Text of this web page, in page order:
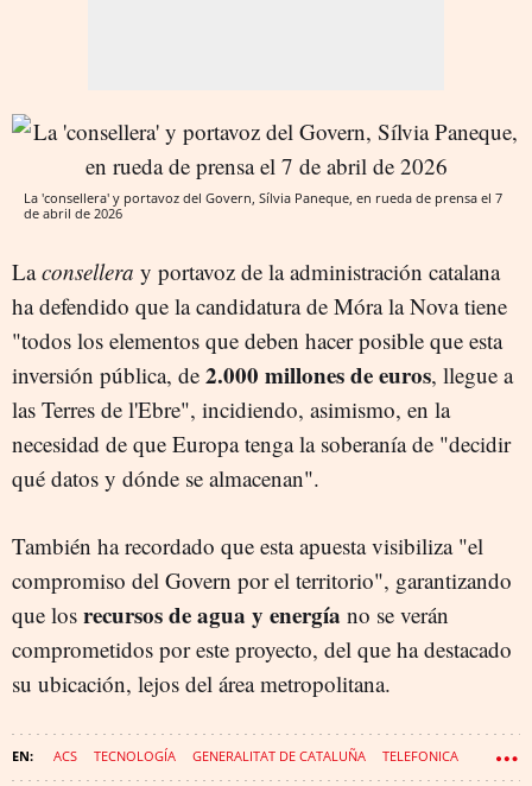
La 'consellera' y portavoz del Govern, Sílvia Paneque, en rueda de prensa el 7
de abril de 2026
Laconsellera y portavoz de la administración catalana
ha defendido que la candidatura de Móra la Nova tiene
"todos los elementos que deben hacer posible que esta
inversión pública, de 2.000 millones de euros, llegue a
las Terres de l'Ebre", incidiendo, asimismo, en la
necesidad de que Europa tenga la soberanía de "decidir
qué datos y dónde se almacenan".
También ha recordado que esta apuesta visibiliza "el
compromiso del Govern por el territorio", garantizando
que los recursos de agua y energía no se verán
comprometidos por este proyecto, del que ha destacado
su ubicación, lejos del área metropolitana.
ACS TECNOLOGÍA GENERALITAT DE CATALUÑA TELEFONICA